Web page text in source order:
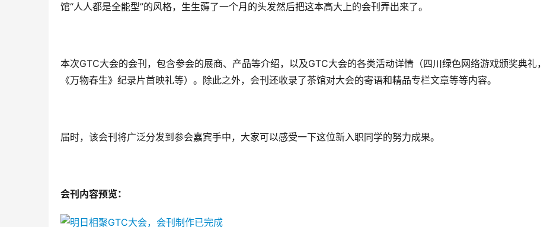
馆“人人都是全能型”的风格，生生薅了一个月的头发然后把这本高大上的会刊弄出来了。
本次GTC大会的会刊，包含参会的展商、产品等介绍，以及GTC大会的各类活动详情（四川绿色网络游戏颁奖典礼，
《万物春生》纪录片首映礼等）。除此之外，会刊还收录了茶馆对大会的寄语和精品专栏文章等等内容。
届时，该会刊将广泛分发到参会嘉宾手中，大家可以感受一下这位新入职同学的努力成果。
会刊内容预览：